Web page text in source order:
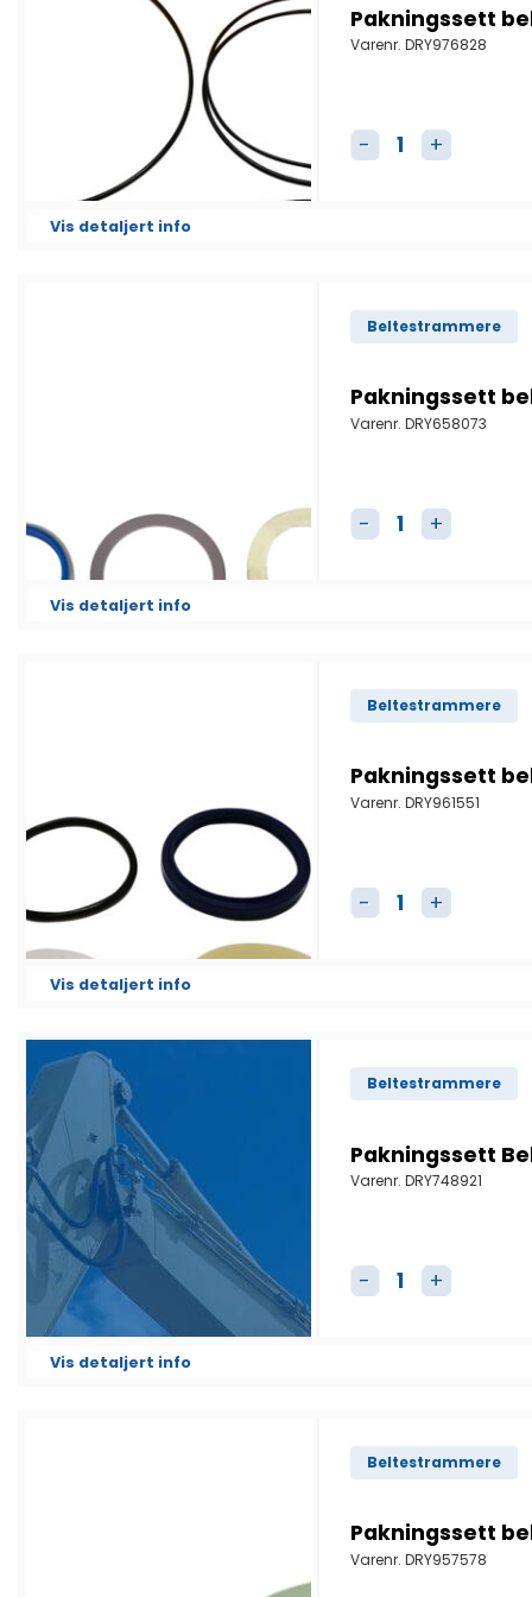
Pakningssett
Varenr.DRY976828
Pakningssett
Vis detaljert info
Beltestrammere
Pakningssett
Varenr.DRY658073
Pakningssett
Vis detaljert info
Beltestrammere
Pakningssett
Varenr.DRY961551
Pakningssett
Vis detaljert info
Beltestrammere
Pakningssett
Varenr.DRY748921
Pakningssett
Vis detaljert info
Beltestrammere
Pakningssett
Varenr.DRY957578